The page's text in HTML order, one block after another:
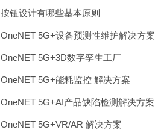
按钮设计有哪些基本原则
OneNET 5G+设备预测性维护解决方案
OneNET 5G+3D数字孪生工厂
OneNET 5G+能耗监控 解决方案
OneNET 5G+AI产品缺陷检测解决方案
OneNET 5G+VR/AR 解决方案